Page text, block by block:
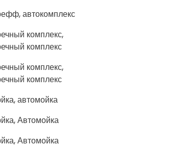
автокомплекс
комплекс,
комплекс
комплекс,
комплекс
автомойка
Автомойка
Автомойка